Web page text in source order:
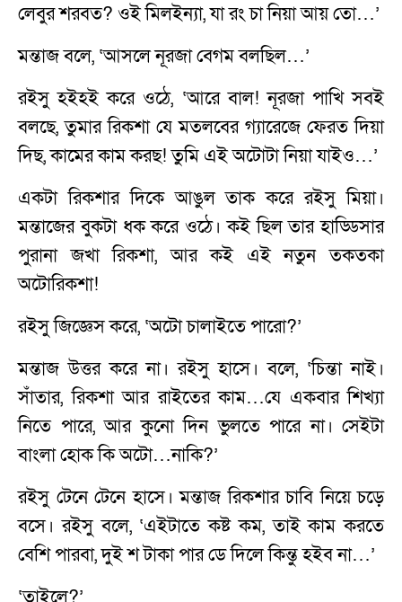
লেবুর শরবত? ওই মিলইন্যা, যা রং চা নিয়া আয় তো…’
মন্তাজ বলে, ‘আসলে নূরজা বেগম বলছিল…’
রইসু হইহই করে ওঠে, ‘আরে বাল! নূরজা পাখি সবই
বলছে, তুমার রিকশা যে মতলবের গ্যারেজে ফেরত দিয়া
দিছ, কামের কাম করছ! তুমি এই অটোটা নিয়া যাইও…’
একটা রিকশার দিকে আঙুল তাক করে রইসু মিয়া।
মন্তাজের বুকটা ধক করে ওঠে। কই ছিল তার হাড্ডিসার
পুরানা জখা রিকশা, আর কই এই নতুন তকতকা
অটোরিকশা!
রইসু জিজ্ঞেস করে, ‘অটো চালাইতে পারো?’
মন্তাজ উত্তর করে না। রইসু হাসে। বলে, ‘চিন্তা নাই।
সাঁতার, রিকশা আর রাইতের কাম…যে একবার শিখ্যা
নিতে পারে, আর কুনো দিন ভুলতে পারে না। সেইটা
বাংলা হোক কি অটো…নাকি?’
রইসু টেনে টেনে হাসে। মন্তাজ রিকশার চাবি নিয়ে চড়ে
বসে। রইসু বলে, ‘এইটাতে কষ্ট কম, তাই কাম করতে
বেশি পারবা, দুই শ টাকা পার ডে দিলে কিন্তু হইব না…’
‘তাইলে?’